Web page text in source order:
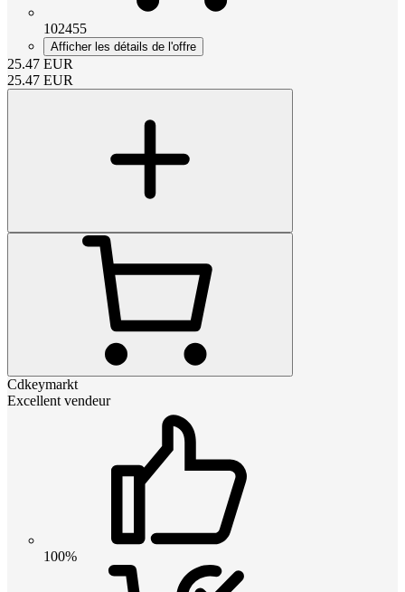
102455
Afficher les détails de l'offre
25.47 EUR
25.47 EUR
Cdkeymarkt
Excellent vendeur
100%